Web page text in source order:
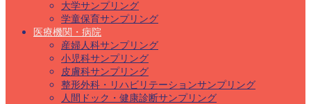
大学サンプリング
学童保育サンプリング
医療機関・病院
産婦人科サンプリング
小児科サンプリング
皮膚科サンプリング
整形外科・リハビリテーションサンプリング
人間ドック・健康診断サンプリング